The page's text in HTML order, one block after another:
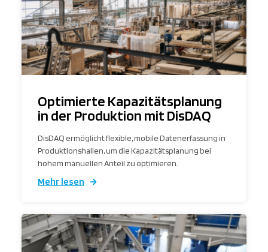
Optimierte Kapazitätsplanung
in der Produktion mit DisDAQ
DisDAQ ermöglicht flexible, mobile Datenerfassung in
Produktionshallen, um die Kapazitätsplanung bei
hohem manuellen Anteil zu optimieren.
Mehr lesen